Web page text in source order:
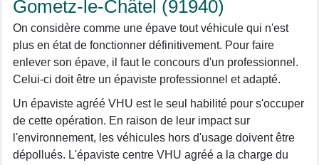
Gometz-le-Châtel (91940)
On considère comme une épave tout véhicule qui n'est
plus en état de fonctionner définitivement. Pour faire
enlever son épave, il faut le concours d'un professionnel.
Celui-ci doit être un épaviste professionnel et adapté.
Un épaviste agréé VHU est le seul habilité pour s'occuper
de cette opération. En raison de leur impact sur
l'environnement, les véhicules hors d'usage doivent être
dépollués. L'épaviste centre VHU agréé a la charge du